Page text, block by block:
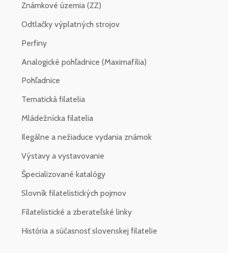
Známkové územia (ZZ)
Odtlačky výplatných strojov
Perfiny
Analogické pohľadnice (Maximafília)
Pohľadnice
Tematická filatelia
Mládežnícka filatelia
Ilegálne a nežiaduce vydania známok
Výstavy a vystavovanie
Špecializované katalógy
Slovník filatelistických pojmov
Filatelistické a zberateľské linky
História a súčasnosť slovenskej filatelie